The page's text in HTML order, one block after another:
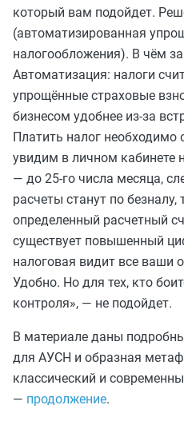
который вам подойдет.
(автоматизированная
налогообложения). В чём
Автоматизация: налоги
упрощённые страховые
бизнесом удобнее из-за
Платить налог
увидим в личном кабинете
— до 25-го числа месяца,
расчеты станут по безналу,
определенный расчетный
существует повышенный
налоговая видит все ваши
Удобно. Но для тех, кто
контроля», — не подойдет.
В материале даны
для АУСН и образная
классический и
— продолжение.